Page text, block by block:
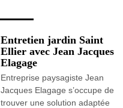
Entretien jardin Saint
Ellier avec Jean Jacques
Elagage
Entreprise paysagiste Jean
Jacques Elagage s’occupe de
trouver une solution adaptée